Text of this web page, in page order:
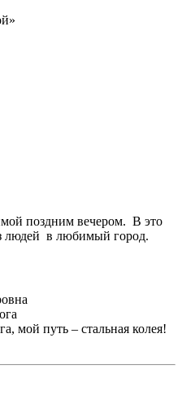
поздним вечером. В это
людей в любимый город.
мой путь – стальная колея!